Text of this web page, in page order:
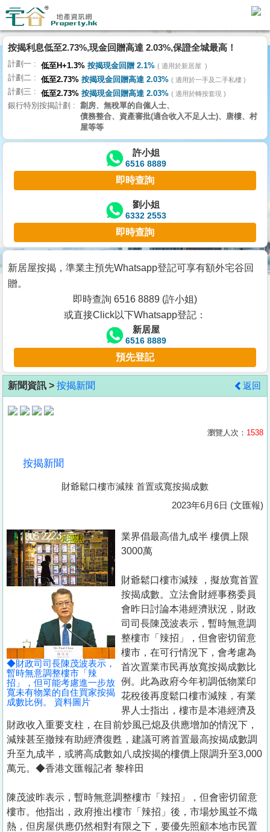
理
主
頁
搵
樓/
交
業
主
宅
谷
按
客
地
產
置
業
手
我
們
按揭利息低至2.73%,現金回贈高達 2.03%,保證全城最高！
計劃一 低至H+1.3% 按揭現金回贈 2.1% 適用於新居屋
計劃二 低至2.73% 按揭現金回贈高達 2.03% 適用於一手及二手私樓
計劃三 低至2.73% 按揭現金回贈高達 2.03% 適用於轉按套現
銀行特別按揭計劃
劏房、無稅單的自僱人士、
債務整合、資產審批(適合收入不足人士)、唐樓、村
屋等等
許小姐
6516 8889
即時查詢
劉小姐
6332 2553
即時查詢
新居屋按揭，準業主預先Whatsapp登記可享有額外宅谷回
贈。
即時查詢 6516 8889 (許小姐)
或直接Click以下Whatsapp登記：
新居屋
6516 8889
預先登記
新聞資訊 > 按揭新聞 返回
瀏覽人次： 1538
按揭新聞
財爺鬆口樓市減辣 首置或寬按揭成數
2023年6月6日 (文匯報)
◆財政司司長陳茂波表示，
暫時無意調整樓市「辣
招」，但可能考慮進一步放
寬未有物業的自住買家按揭
成數比例。 資料圖片
業界倡最高借九成半 樓價上限
3000萬
財爺鬆口樓市減辣 ，擬放寬首置
按揭成數。立法會財經事務委員
會昨日討論本港經濟狀況，財政
司司長陳茂波表示，暫時無意調
整樓市「辣招」，但會密切留意
樓市，在可行情況下，會考慮為
首次置業市民再放寬按揭成數比
例。此為政府今年初調低物業印
花稅後再度鬆口樓市減辣，有業
界人士指出，樓市是本港經濟及
財政收入重要支柱，在目前炒風已熄及供應增加的情況下，
減辣甚至撤辣有助經濟復甦，建議可將首置最高按揭成數調
升至九成半，或將高成數如八成按揭的樓價上限調升至3,000
萬元。◆香港文匯報記者 黎梓田
陳茂波昨表示，暫時無意調整樓市「辣招」，但會密切留意
樓市。他指出，政府推出樓市「辣招」後，市場炒風並不熾
熱，但房屋供應仍然相對有限之下，要優先照顧本地市民置